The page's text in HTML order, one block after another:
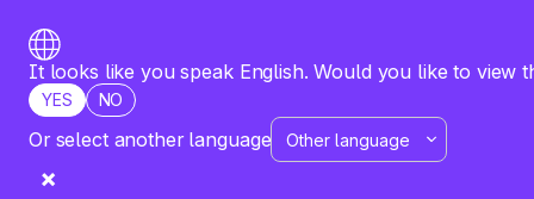
It looks like you speak English. Would you like to view
YES NO
Or select another language